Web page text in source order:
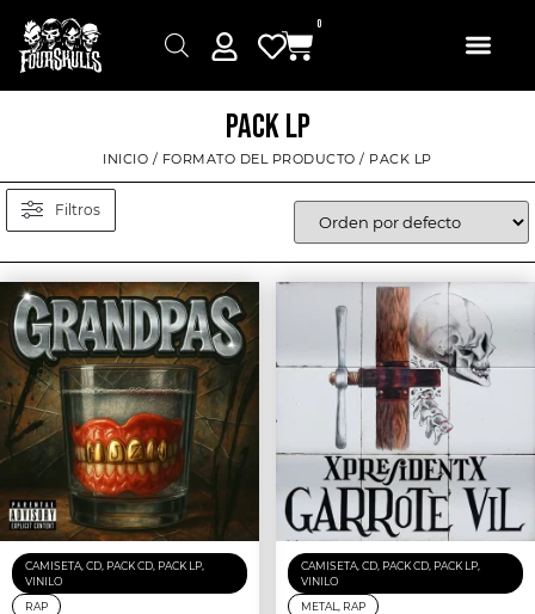
0
PACK LP
INICIO / FORMATO DEL PRODUCTO / PACK LP
Filtros
CAMISETA, CD, PACK CD, PACK LP,
VINILO
RAP
CAMISETA, CD, PACK CD, PACK LP,
VINILO
METAL , RAP